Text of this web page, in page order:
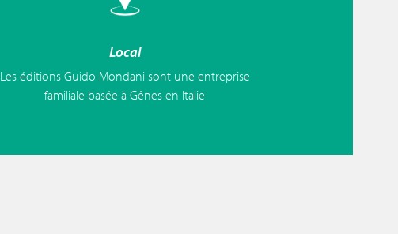
Local
Les éditions Guido Mondani sont une entreprise
familiale basée à Gênes en Italie